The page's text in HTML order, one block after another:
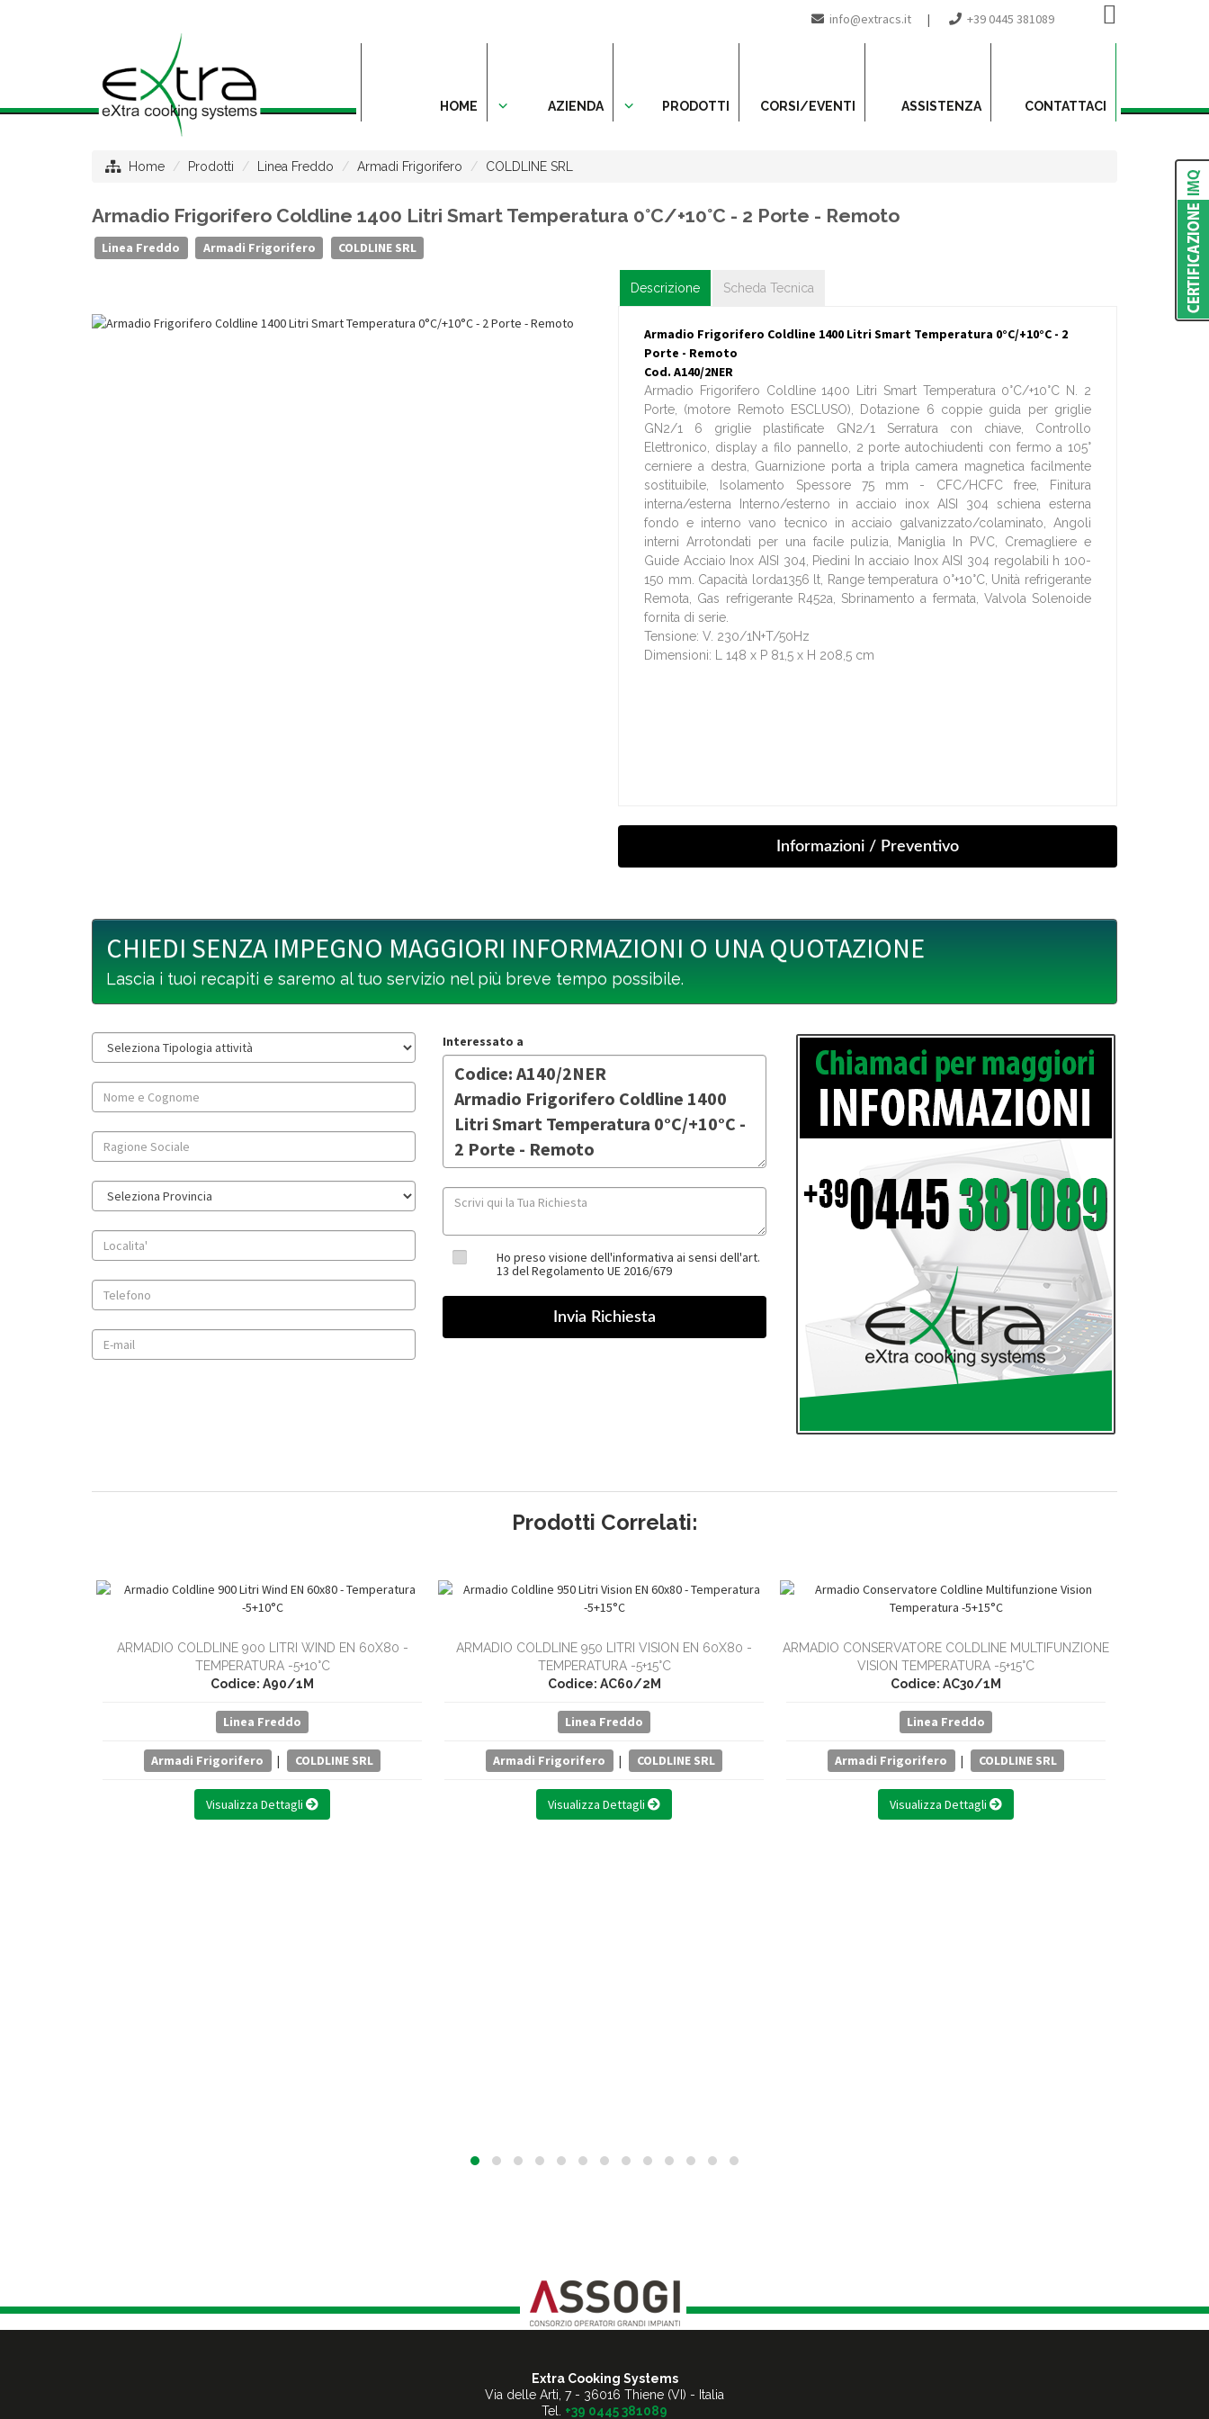
info@extracs.it | +39 0445 381089
HOME AZIENDA PRODOTTI CORSI/EVENTI ASSISTENZA CONTATTACI
Home Prodotti Linea Freddo Armadi Frigorifero COLDLINE SRL
Armadio Frigorifero Coldline 1400 Litri Smart Temperatura 0°C/+10°C - 2 Porte - Remoto
Linea Freddo Armadi Frigorifero COLDLINE SRL
Descrizione Scheda Tecnica
Armadio Frigorifero Coldline 1400 Litri Smart Temperatura 0°C/+10°C - 2
Porte - Remoto
Cod. A140/2NER
Armadio Frigorifero Coldline 1400 Litri Smart Temperatura 0°C/+10°C N. 2
Porte, (motore Remoto ESCLUSO), Dotazione 6 coppie guida per griglie
GN2/1 6 griglie plastificate GN2/1 Serratura con chiave, Controllo
Elettronico, display a filo pannello, 2 porte autochiudenti con fermo a 105°
cerniere a destra, Guarnizione porta a tripla camera magnetica facilmente
sostituibile, Isolamento Spessore 75 mm - CFC/HCFC free, Finitura
interna/esterna Interno/esterno in acciaio inox AISI 304 schiena esterna
fondo e interno vano tecnico in acciaio galvanizzato/colaminato, Angoli
interni Arrotondati per una facile pulizia, Maniglia In PVC, Cremagliere e
Guide Acciaio Inox AISI 304, Piedini In acciaio Inox AISI 304 regolabili h 100-
150 mm. Capacità lorda1356 lt, Range temperatura 0°+10°C, Unità refrigerante
Remota, Gas refrigerante R452a, Sbrinamento a fermata, Valvola Solenoide
fornita di serie.
Tensione: V. 230/1N+T/50Hz
Dimensioni: L 148 x P 81,5 x H 208,5 cm
CHIEDI SENZA IMPEGNO MAGGIORI INFORMAZIONI O UNA QUOTAZIONE
Lascia i tuoi recapiti e saremo al tuo servizio nel più breve tempo possibile.
Interessato a
Ho preso visione dell'informativa ai sensi dell'art.
13 del Regolamento UE 2016/679
Prodotti Correlati:
ARMADIO COLDLINE 900 LITRI WIND EN 60X80 -
TEMPERATURA -5+10°C
Codice: A90/1M
Linea Freddo
Armadi Frigorifero | COLDLINE SRL
Visualizza Dettagli
ARMADIO COLDLINE 950 LITRI VISION EN 60X80 -
TEMPERATURA -5+15°C
Codice: AC60/2M
Linea Freddo
Armadi Frigorifero | COLDLINE SRL
Visualizza Dettagli
ARMADIO CONSERVATORE COLDLINE MULTIFUNZIONE
VISION TEMPERATURA -5+15°C
Codice: AC30/1M
Linea Freddo
Armadi Frigorifero | COLDLINE SRL
Visualizza Dettagli
Extra Cooking Systems
Via delle Arti, 7 - 36016 Thiene (VI) - Italia
Tel. +39 0445 381089